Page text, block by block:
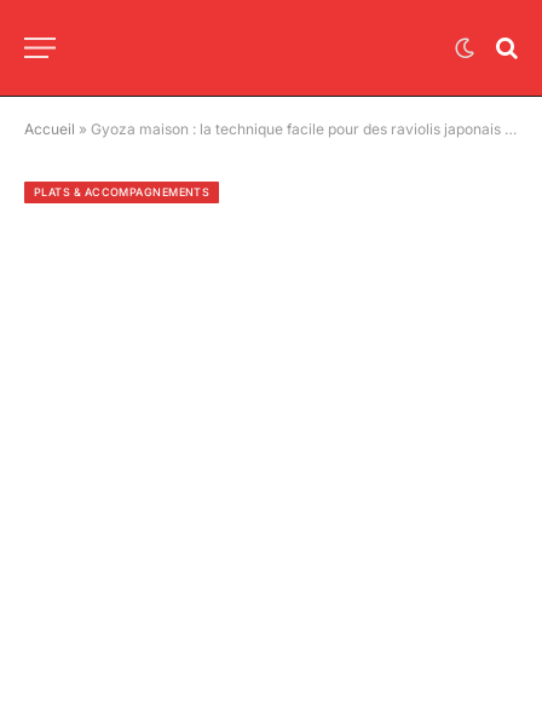
Accueil » Gyoza maison : la technique facile pour des raviolis japonais croustillants et juteux
PLATS & ACCOMPAGNEMENTS